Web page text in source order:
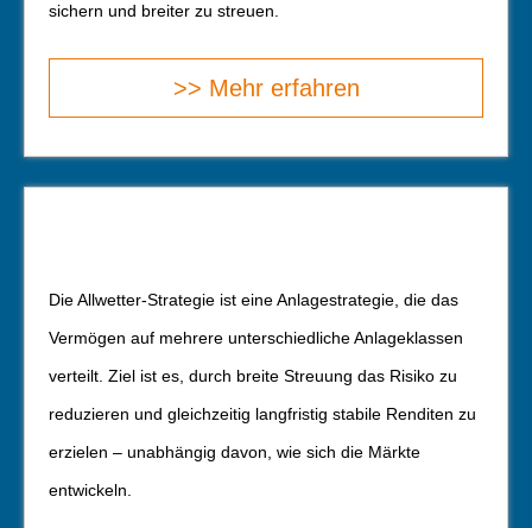
sichern und breiter zu streuen.
>> Mehr erfahren
Die Allwetter-Strategie ist eine Anlagestrategie, die das
Vermögen auf mehrere unterschiedliche Anlageklassen
verteilt. Ziel ist es, durch breite Streuung das Risiko zu
reduzieren und gleichzeitig langfristig stabile Renditen zu
erzielen – unabhängig davon, wie sich die Märkte
entwickeln.